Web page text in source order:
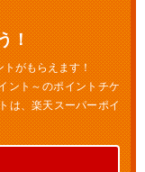
！
トがもらえます！
ント～のポイントチケ
は、楽天スーパーポイ